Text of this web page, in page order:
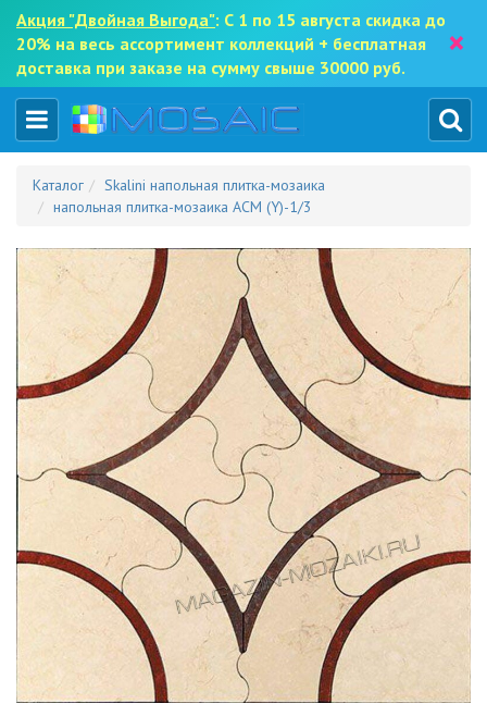
Акция "Двойная Выгода": С 1 по 15 августа скидка до
20% на весь ассортимент коллекций + бесплатная
доставка при заказе на сумму свыше 30000 руб.
×
Каталог
Skalini напольная плитка-мозаика
напольная плитка-мозаика ACM (Y)-1/3